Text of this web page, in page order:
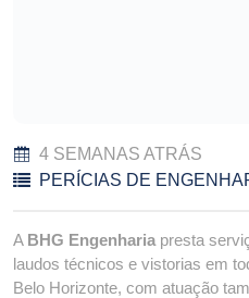
4 SEMANAS ATRÁS
PERÍCIAS DE
A BHG Engenharia presta
laudos técnicos e vistorias em
Belo Horizonte, com atuação